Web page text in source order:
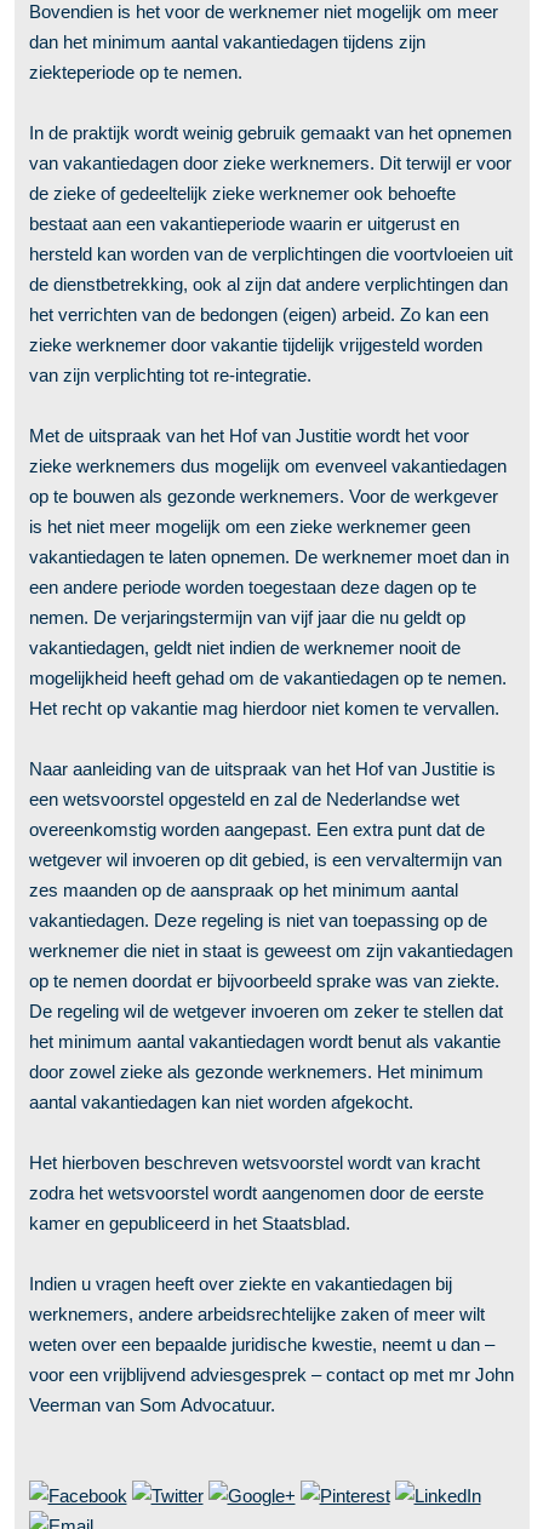
Bovendien is het voor de werknemer niet mogelijk om meer
dan het minimum aantal vakantiedagen tijdens zijn
ziekteperiode op te nemen.
In de praktijk wordt weinig gebruik gemaakt van het opnemen
van vakantiedagen door zieke werknemers. Dit terwijl er voor
de zieke of gedeeltelijk zieke werknemer ook behoefte
bestaat aan een vakantieperiode waarin er uitgerust en
hersteld kan worden van de verplichtingen die voortvloeien uit
de dienstbetrekking, ook al zijn dat andere verplichtingen dan
het verrichten van de bedongen (eigen) arbeid. Zo kan een
zieke werknemer door vakantie tijdelijk vrijgesteld worden
van zijn verplichting tot re-integratie.
Met de uitspraak van het Hof van Justitie wordt het voor
zieke werknemers dus mogelijk om evenveel vakantiedagen
op te bouwen als gezonde werknemers. Voor de werkgever
is het niet meer mogelijk om een zieke werknemer geen
vakantiedagen te laten opnemen. De werknemer moet dan in
een andere periode worden toegestaan deze dagen op te
nemen. De verjaringstermijn van vijf jaar die nu geldt op
vakantiedagen, geldt niet indien de werknemer nooit de
mogelijkheid heeft gehad om de vakantiedagen op te nemen.
Het recht op vakantie mag hierdoor niet komen te vervallen.
Naar aanleiding van de uitspraak van het Hof van Justitie is
een wetsvoorstel opgesteld en zal de Nederlandse wet
overeenkomstig worden aangepast. Een extra punt dat de
wetgever wil invoeren op dit gebied, is een vervaltermijn van
zes maanden op de aanspraak op het minimum aantal
vakantiedagen. Deze regeling is niet van toepassing op de
werknemer die niet in staat is geweest om zijn vakantiedagen
op te nemen doordat er bijvoorbeeld sprake was van ziekte.
De regeling wil de wetgever invoeren om zeker te stellen dat
het minimum aantal vakantiedagen wordt benut als vakantie
door zowel zieke als gezonde werknemers. Het minimum
aantal vakantiedagen kan niet worden afgekocht.
Het hierboven beschreven wetsvoorstel wordt van kracht
zodra het wetsvoorstel wordt aangenomen door de eerste
kamer en gepubliceerd in het Staatsblad.
Indien u vragen heeft over ziekte en vakantiedagen bij
werknemers, andere arbeidsrechtelijke zaken of meer wilt
weten over een bepaalde juridische kwestie, neemt u dan –
voor een vrijblijvend adviesgesprek – contact op met mr John
Veerman van Som Advocatuur.